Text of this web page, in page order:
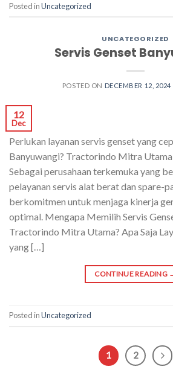
Posted inUncategorized
UNCATEGORIZED
Servis Genset
POSTED ON DECEMBER 12, 2024
12
Dec
Perlukan layanan servis genset yang
Banyuwangi? Tractorindo Mitra
Sebagai perusahaan terkemuka yang
pelayanan servis alat berat dan spare-
berkomitmen untuk menjaga kinerja
optimal. Mengapa Memilih Servis
Tractorindo Mitra Utama? Apa Saja
yang […]
CONTINUE READING
Posted inUncategorized
1 2